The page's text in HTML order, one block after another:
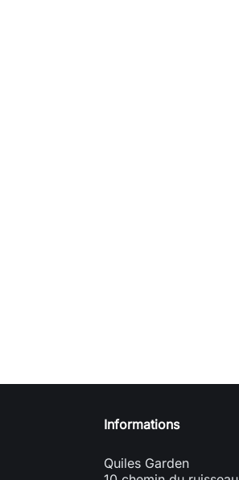
Informations
Quiles Garden